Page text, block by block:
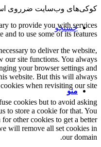
وب‌سایت ضرروی است
necessary to provide you
website and to use some of
strictly necessary to deliver
how our site functions.
by changing your browser
on this website. But this
refuse cookies when
to refuse cookies but to
allow us to store a cookie
or opt in for other cookies to
cookies we will remove all set